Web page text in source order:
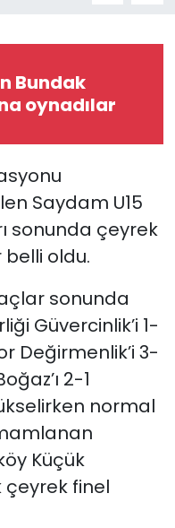
Bundak
oynadılar
Saydam U15
sonunda çeyrek
oldu.
sonunda
Güvercinlik’i 1-
Değirmenlik’i 3-
2-1
normal
Küçük
çeyrek finel